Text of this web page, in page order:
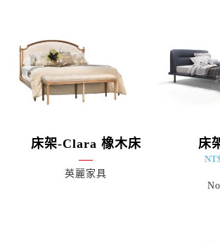
床架-Clara 橡木床
英麗家具
床